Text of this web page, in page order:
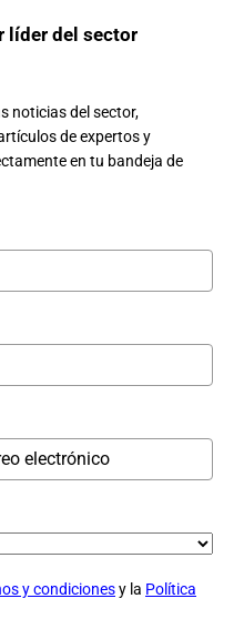
líder del sector
noticias del sector,
de expertos y
en tu bandeja de
y condicionesy la Política